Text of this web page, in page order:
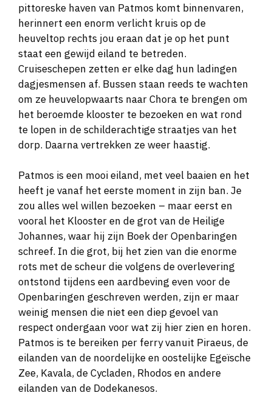
pittoreske haven van Patmos komt binnenvaren,
herinnert een enorm verlicht kruis op de
heuveltop rechts jou eraan dat je op het punt
staat een gewijd eiland te betreden.
Cruiseschepen zetten er elke dag hun ladingen
dagjesmensen af. Bussen staan reeds te wachten
om ze heuvelopwaarts naar Chora te brengen om
het beroemde klooster te bezoeken en wat rond
te lopen in de schilderachtige straatjes van het
dorp. Daarna vertrekken ze weer haastig.
Patmos is een mooi eiland, met veel baaien en het
heeft je vanaf het eerste moment in zijn ban. Je
zou alles wel willen bezoeken – maar eerst en
vooral het Klooster en de grot van de Heilige
Johannes, waar hij zijn Boek der Openbaringen
schreef. In die grot, bij het zien van die enorme
rots met de scheur die volgens de overlevering
ontstond tijdens een aardbeving even voor de
Openbaringen geschreven werden, zijn er maar
weinig mensen die niet een diep gevoel van
respect ondergaan voor wat zij hier zien en horen.
Patmos is te bereiken per ferry vanuit Piraeus, de
eilanden van de noordelijke en oostelijke Egeïsche
Zee, Kavala, de Cycladen, Rhodos en andere
eilanden van de Dodekanesos.